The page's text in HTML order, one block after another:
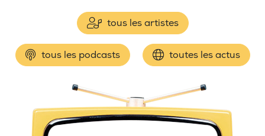
tous les artistes
tous les podcasts toutes les actus